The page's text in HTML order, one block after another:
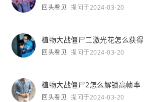
回头看见 提问于2024-03-20
植物大战僵尸二激光花怎么获得
回头看见 提问于2024-03-20
植物大战僵尸2怎么解锁高帧率
回头看见 提问于2024-03-20